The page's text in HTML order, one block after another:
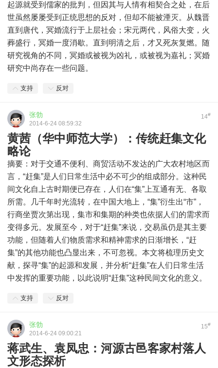
起源就受到儒家的批判，但因其与人情有相契合之处，在后
世虽然屡屡受到正统思想的反对，但却不能被湮灭。从魏晋
直到唐代，冥婚流行于上层社会；宋元两代，风俗大变，火
葬盛行，冥婚一度消歇。直到明清之后，才又死灰复燃。随
研究视角的不同，冥婚或被视为凶礼，或被视为嘉礼；冥婚
研究中尚存在一些问题。
支持 反对
14#
张勃
2014-6-24 08:59:32
黄茜（华中师范大学）：传统赶集文化
略论
摘要：对于交通不便利、商贸活动不发达的广大农村地区而
言，“赶集”是人们日常生活中必不可少的组成部分。这种民
间文化自上古时期便已存在，人们在“集”上互通有无、各取
所需。几千年时光流转，在中国大地上，“集”衍生出“市”，
行商坐贾次第出现，集市和集期的种类也依据人们的需求而
变得多元。发展至今，对于“赶集”来说，交易虽仍是其主要
功能，但随着人们物质需求和精神需求的日渐增长，“赶
集”的其他功能也凸显出来，不可忽视。本文将梳理历史文
献，探寻“集”的起源和发展，并分析“赶集”在人们日常生活
中发挥的重要功能，以此说明“赶集”这种民间文化的意义。
支持 反对
15#
张勃
2014-6-24 09:00:21
蒋武生、袁凤忠：河源古邑客家村落人
文形态探析